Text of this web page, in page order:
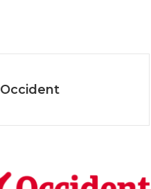
Occident